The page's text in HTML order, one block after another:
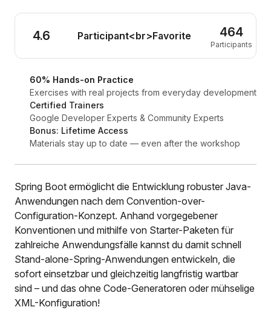
4.6 Participant<br>Favorite 464
Participants
60% Hands-on Practice
Exercises with real projects from everyday development
Certified Trainers
Google Developer Experts & Community Experts
Bonus: Lifetime Access
Materials stay up to date — even after the workshop
Spring Boot ermöglicht die Entwicklung robuster Java-
Anwendungen nach dem Convention-over-
Configuration-Konzept. Anhand vorgegebener
Konventionen und mithilfe von Starter-Paketen für
zahlreiche Anwendungsfälle kannst du damit schnell
Stand-alone-Spring-Anwendungen entwickeln, die
sofort einsetzbar und gleichzeitig langfristig wartbar
sind – und das ohne Code-Generatoren oder mühselige
XML-Konfiguration!